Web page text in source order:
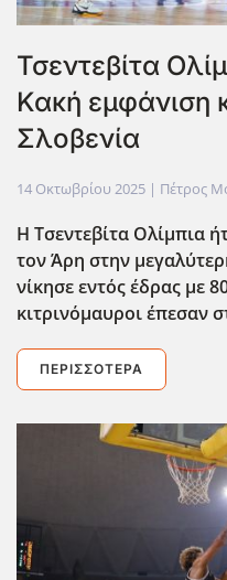
Τσεντεβίτα
Κακή εμφάνιση
Σλοβενία
14 Οκτωβρίου 2025 | Πέτρος
Η Τσεντεβίτα Ολίμπια
τον Άρη στην
νίκησε εντός έδρας με
κιτρινόμαυροι έπεσαν
ΠΕΡΙΣΣΌΤΕΡΑ